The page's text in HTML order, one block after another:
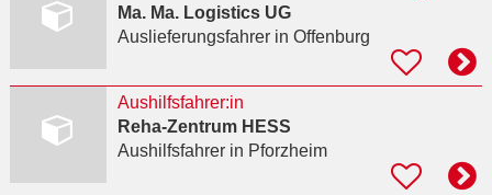
Ma. Ma. Logistics UG
Auslieferungsfahrerin Offenburg
Aushilfsfahrer:in
Reha-Zentrum HESS
Aushilfsfahrerin Pforzheim